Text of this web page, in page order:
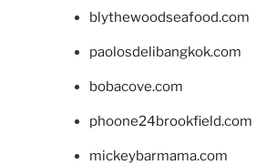
blythewoodseafood.com
paolosdelibangkok.com
bobacove.com
phoone24brookfield.com
mickeybarmama.com